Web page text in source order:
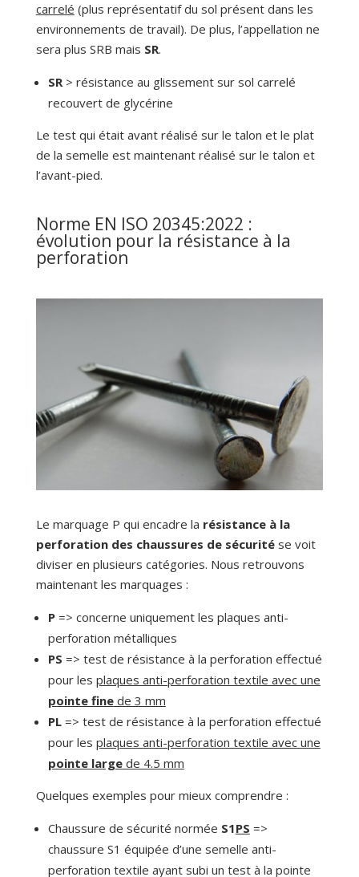
carrelé (plus représentatif du sol présent dans les
environnements de travail). De plus, l’appellation ne
sera plus SRB mais SR.
SR> résistance au glissement sur sol carrelé
recouvert de glycérine
Le test qui était avant réalisé sur le talon et le plat
de la semelle est maintenant réalisé sur le talon et
l’avant-pied.
Norme EN ISO 20345:2022 :
évolution pour la résistance à la
perforation
Le marquage P qui encadre la résistance à la
perforation des chaussures de sécuritése voit
diviser en plusieurs catégories. Nous retrouvons
maintenant les marquages :
P=> concerne uniquement les plaques anti-
perforation métalliques
PS => test de résistance à la perforation effectué
pour les plaques anti-perforation textile avec une
pointe finede 3 mm
PL=> test de résistance à la perforation effectué
pour les plaques anti-perforation textile avec une
pointe largede 4.5 mm
Quelques exemples pour mieux comprendre :
Chaussure de sécurité normée S1PS =>
chaussure S1 équipée d’une semelle anti-
perforation textile ayant subi un test à la pointe